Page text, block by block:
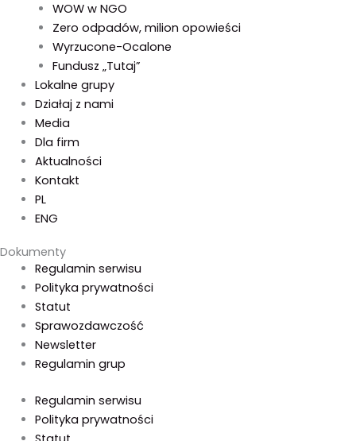
WOW w NGO
Zero odpadów, milion opowieści
Wyrzucone-Ocalone
Fundusz „Tutaj”
Lokalne grupy
Działaj z nami
Media
Dla firm
Aktualności
Kontakt
PL
ENG
Dokumenty
Regulamin serwisu
Polityka prywatności
Statut
Sprawozdawczość
Newsletter
Regulamin grup
Regulamin serwisu
Polityka prywatności